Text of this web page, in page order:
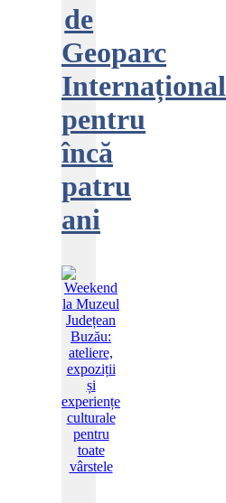
de
Geoparc
Internațional
pentru
încă
patru
ani